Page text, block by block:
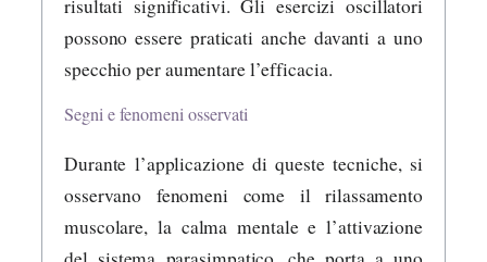
risultati significativi. Gli esercizi oscillatori
possono essere praticati anche davanti a uno
specchio per aumentare l’efficacia.
Segni e fenomeni osservati
Durante l’applicazione di queste tecniche, si
osservano fenomeni come il rilassamento
muscolare, la calma mentale e l’attivazione